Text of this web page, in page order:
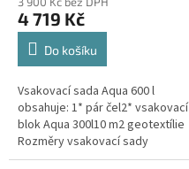
produktu
je
5,0
hvězdiček.
4 719 Kč
Do košíku
Vsakovací sada Aqua 600 l
obsahuje: 1* pár čel2* vsakovací
blok Aqua 300l10 m2 geotextílie
Rozměry vsakovací sady
240x80x52 cm Nesedí vám